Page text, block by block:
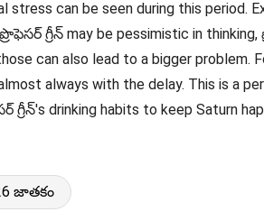
can be seen during this period.
గ్రీన్ may be pessimistic in
can also lead to a bigger problem.
always with the delay. This is a
drinking habits to keep Saturn
జాతకం